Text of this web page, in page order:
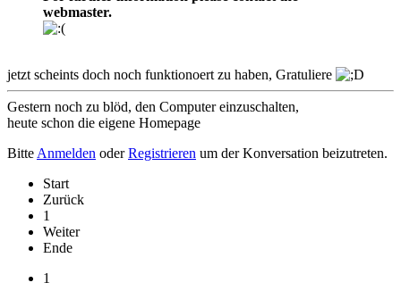
webmaster.
jetzt scheints doch noch funktionoert zu haben, Gratuliere
Gestern noch zu blöd, den Computer einzuschalten,
heute schon die eigene Homepage
Bitte Anmelden oderRegistrieren um der Konversation beizutreten.
Start
Zurück
1
Weiter
Ende
1